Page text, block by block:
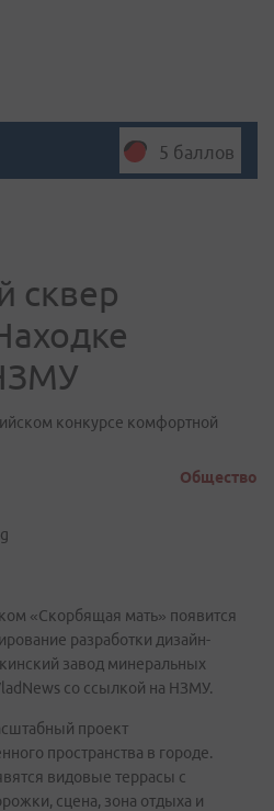
5 баллов
сквер
конкурсе комфортной
Общество
«Скорбящая мать» появится
разработки дизайн-
завод минеральных
со ссылкой на НЗМУ.
проект
пространства в городе.
видовые террасы с
сцена, зона отдыха и